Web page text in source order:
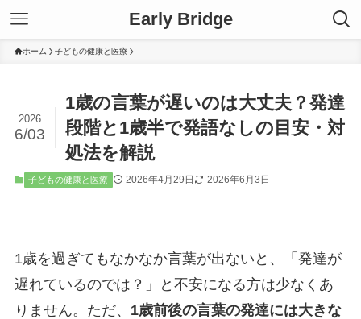
Early Bridge
ホーム 子どもの健康と医療
1歳の言葉が遅いのは大丈夫？発達
段階と1歳半で発語なしの目安・対
処法を解説
2026
6/03
子どもの健康と医療 2026年4月29日 2026年6月3日
1歳を過ぎてもなかなか言葉が出ないと、「発達が
遅れているのでは？」と不安になる方は少なくあ
りません。ただ、 1歳前後の言葉の発達には大きな